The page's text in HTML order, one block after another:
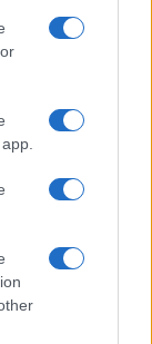
ad aprire una